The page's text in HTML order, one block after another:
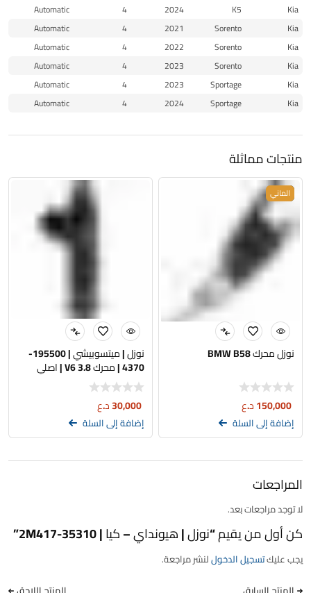
Kia
K5
2024
4
Automatic
Kia
Sorento
2021
4
Automatic
Kia
Sorento
2022
4
Automatic
Kia
Sorento
2023
4
Automatic
Kia
Sportage
2023
4
Automatic
Kia
Sportage
2024
4
Automatic
منتجات مماثلة
جديد
الماني
نوزل محرك BMW B58
150,000د.ع
إضافة إلى السلة
نوزل | ميتسوبيشي | 195500-
4370 | محرك 3.8 V6 | اصلي
تفصيخ
30,000د.ع
إضافة إلى السلة
المراجعات
لا توجد مراجعات بعد.
كن أول من يقيم “نوزل | هيونداي – كيا | 35310-2M417”
يجب عليكتسجيل الدخوللنشر مراجعة.